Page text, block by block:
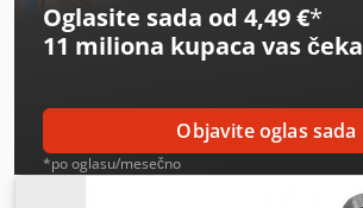
Oglasite sada od 4,49 €*
11 miliona kupaca vas čeka
Objavite oglas sada
*po oglasu/mesečno